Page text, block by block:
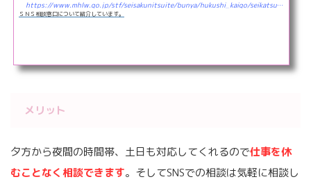
https://www.mhlw.go.jp/stf/seisakunitsuite/bunya/hukushi_kaigo/seikatsuhogo/jisatsu/soudan_sns.html
ＳＮＳ相談窓口について紹介しています。
メリット
夕方から夜間の時間帯、土日も対応してくれるので仕事を休
むことなく相談できます。そしてSNSでの相談は気軽に相談し